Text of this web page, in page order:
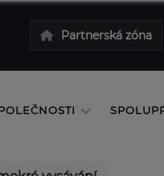
Partnerská zóna